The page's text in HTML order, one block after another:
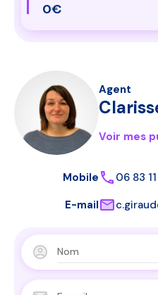
0€
Agent
Voir mes
Mobile
06 83
E-mail